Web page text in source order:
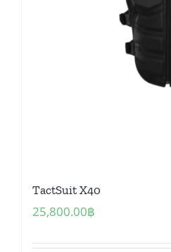
TactSuit X40
25,800.00฿